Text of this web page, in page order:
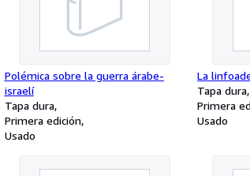
Polémica sobre la guerra árabe-
israelí
Tapa dura
Primera edición
Usado
La
Tapa dura
Primera
Usado